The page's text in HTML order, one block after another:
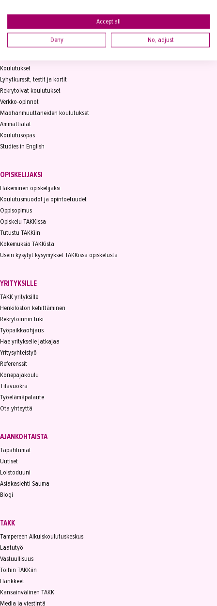
Koulutukset
Lyhytkurssit, testit ja kortit
Rekrytoivat koulutukset
Verkko-opinnot
Maahanmuuttaneiden koulutukset
Ammattialat
Koulutusopas
Studies in English
OPISKELIJAKSI
Hakeminen opiskelijaksi
Koulutusmuodot ja opintoetuudet
Oppisopimus
Opiskelu TAKKissa
Tutustu TAKKiin
Kokemuksia TAKKista
Usein kysytyt kysymykset TAKKissa opiskelusta
YRITYKSILLE
TAKK yrityksille
Henkilöstön kehittäminen
Rekrytoinnin tuki
Työpaikkaohjaus
Hae yritykselle jatkajaa
Yritysyhteistyö
Referenssit
Konepajakoulu
Tilavuokra
Työelämäpalaute
Ota yhteyttä
AJANKOHTAISTA
Tapahtumat
Uutiset
Loistoduuni
Asiakaslehti Sauma
Blogi
TAKK
Tampereen Aikuiskoulutuskeskus
Laatutyö
Vastuullisuus
Töihin TAKKiin
Hankkeet
Kansainvälinen TAKK
Media ja viestintä
Accept all
Deny No, adjust